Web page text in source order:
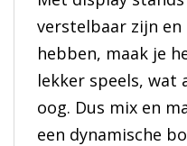
verstelbaar zijn en
hebben, maak je
lekker speels,
oog. Dus mix en
een dynamische